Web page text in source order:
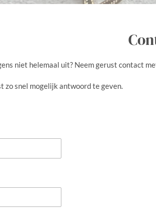
niet helemaal uit? Neem gerust contact
snel mogelijk antwoord te geven.